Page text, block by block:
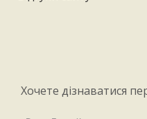
Хочете дізнаватися